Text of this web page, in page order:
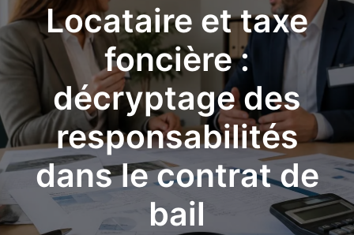
Locataire et taxe
foncière :
décryptage des
responsabilités
dans le contrat de
bail